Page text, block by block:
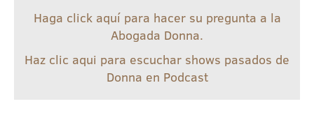
Haga click aquí para hacer su pregunta a la
Abogada Donna.
Haz clic aqui para escuchar shows pasados de
Donna en Podcast